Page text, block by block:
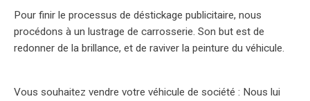
Pour finir le processus de déstickage publicitaire, nous
procédons à un lustrage de carrosserie. Son but est de
redonner de la brillance, et de raviver la peinture du véhicule.
Vous souhaitez vendre votre véhicule de société : Nous lui